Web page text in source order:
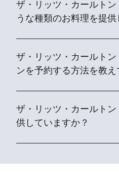
ザ・リッツ・カールトン
うな種類のお料理を提供
ザ・リッツ・カールトン
ンを予約する方法を教え
ザ・リッツ・カールト
供していますか？